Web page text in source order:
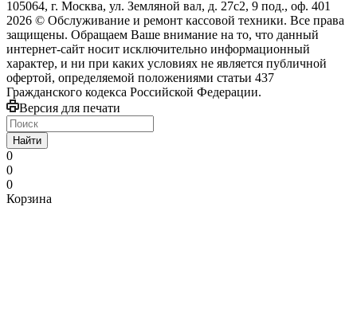
105064, г. Москва, ул. Земляной вал, д. 27с2, 9 под., оф. 401
2026 © Обслуживание и ремонт кассовой техники. Все права
защищены. Обращаем Ваше внимание на то, что данный
интернет-сайт носит исключительно информационный
характер, и ни при каких условиях не является публичной
офертой, определяемой положениями статьи 437
Гражданского кодекса Российской Федерации.
Версия для печати
Найти
0
0
0
Корзина